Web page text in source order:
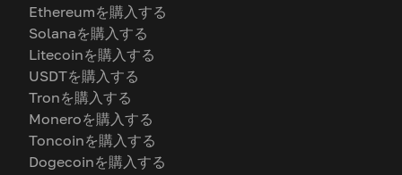
Ethereumを購入する
Solanaを購入する
Litecoinを購入する
USDTを購入する
Tronを購入する
Moneroを購入する
Toncoinを購入する
Dogecoinを購入する